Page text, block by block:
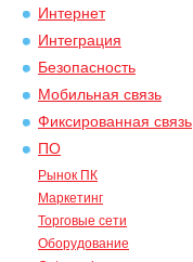
Интернет
Интеграция
Безопасность
Мобильная связь
Фиксированная связь
ПО
Рынок ПК
Маркетинг
Торговые сети
Оборудование